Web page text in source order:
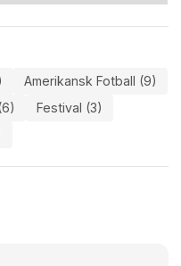
Amerikansk Fotball (9)
Festival (3)